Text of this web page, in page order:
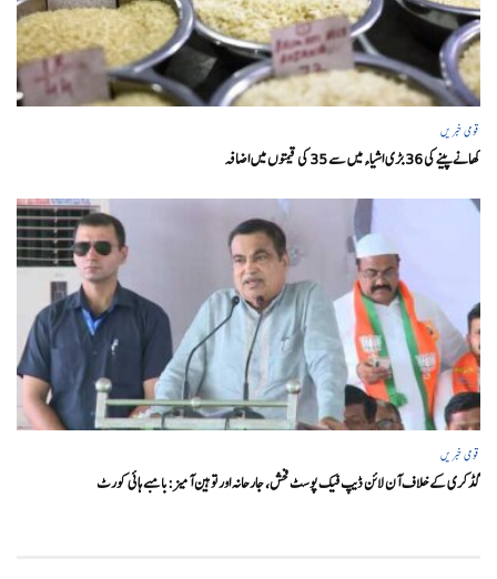
قومی خبریں
کھانے پینے کی 36 بڑی اشیاء میں سے 35 کی قیمتوں میں اضافہ
قومی خبریں
گڈکری کے خلاف آن لائن ڈیپ فیک پوسٹ فحش، جارحانہ اور توہین آمیز:بامبے ہائی کورٹ